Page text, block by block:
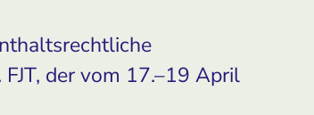
der vom 17.–19 April